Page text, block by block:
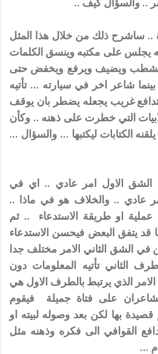
.. والسؤال كيف ..
.. ساشرح ذلك من خلال هذا المثل
يجلس على مكتبه وينسق الكلمات
ويضيف ويرفع ويخفض حتى
شاعر اخر في سيارته ... تأتيه
تدافع غريب يجعله يضطر بان يوقف
التي خطرت على ذهنه .. وكأن
الكتابات ليكتبها ... والسؤال ...
الاول امر عادي .. اي في
عادي .. والخلاف هو في ماذا ..
او طريقة الاستدعاء .. ثم
قد يتفق البعض فيحسن الاستدعاء
الشق الثاني الامر مختلف جدا
الثاني تأتيه المعلومات دون
الذي يرتبط بالطرف الاول هي
على فتاة جميلة فيقوم
بها لكن بعد وصوله لبيته او
القوافي الى فكره وذهنه مثل
...